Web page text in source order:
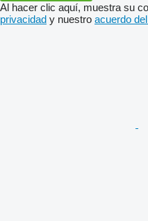
Al hacer clic aquí, muestra su
privacidad y nuestro acuerdo